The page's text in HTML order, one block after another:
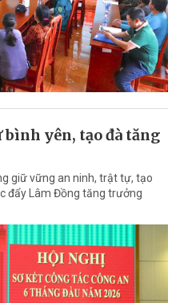
yên, tạo đà tăng
giữ vững an ninh, trật tự, tạo
đẩy Lâm Đồng tăng trưởng